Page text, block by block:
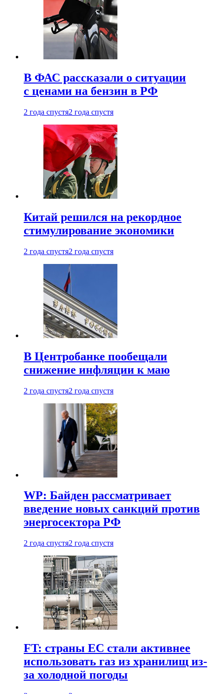
В ФАС рассказали о ситуации
с ценами на бензин в РФ
2 года спустя2 года спустя
Китай решился на рекордное
стимулирование экономики
2 года спустя2 года спустя
В Центробанке пообещали
снижение инфляции к маю
2 года спустя2 года спустя
WP: Байден рассматривает
введение новых санкций против
энергосектора РФ
2 года спустя2 года спустя
FT: страны ЕС стали активнее
использовать газ из хранилищ из-
за холодной погоды